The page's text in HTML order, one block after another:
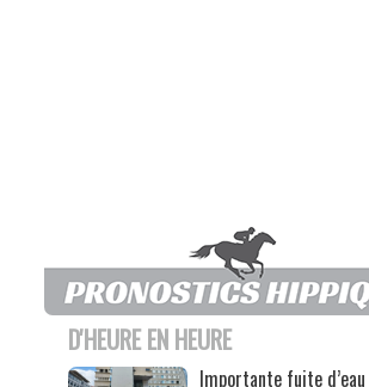
D'HEURE EN HEURE
Importante fuite